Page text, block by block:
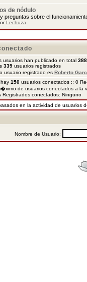
de nódulo
preguntas sobre el
Lechuza
usuarios han publicado en total
339 usuarios registrados
usuario registrado es Roberto
150 usuarios conectados :: 0
de usuarios conectados a la
Registrados conectados: Ninguno
en la actividad de usuarios
Nombre de Usuario: